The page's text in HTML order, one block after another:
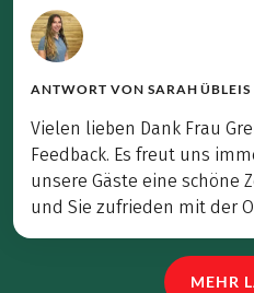
ANTWORT VON SARAH ÜBLEIS
Vielen lieben Dank Frau
Feedback. Es freut uns
unsere Gäste eine schöne
und Sie zufrieden mit der
MEHR